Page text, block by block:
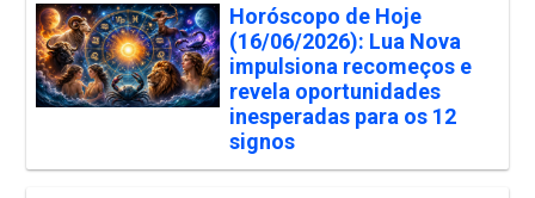
Horóscopo de Hoje
(16/06/2026): Lua Nova
impulsiona recomeços e
revela oportunidades
inesperadas para os 12
signos